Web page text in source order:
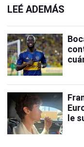
LEÉ ADEMÁS
le